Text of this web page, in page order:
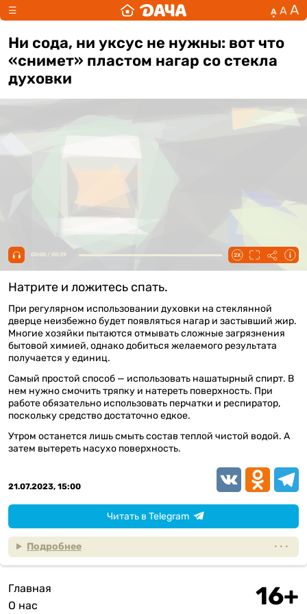
☰ А А А
Ни сода, ни уксус не нужны: вот что
«снимет» пластом нагар со стекла
духовки
00:00 / 00:39
Натрите и ложитесь спать.
При регулярном использовании духовки на стеклянной
дверце неизбежно будет появляться нагар и застывший жир.
Многие хозяйки пытаются отмывать сложные загрязнения
бытовой химией, однако добиться желаемого результата
получается у единиц.
Самый простой способ — использовать нашатырный спирт. В
нем нужно смочить тряпку и натереть поверхность. При
работе обязательно использовать перчатки и респиратор,
поскольку средство достаточно едкое.
Утром останется лишь смыть состав теплой чистой водой. А
затем вытереть насухо поверхность.
21.07.2023, 15:00
VK
Читать в Telegram
Подробнее
Подвал
Главная
О нас